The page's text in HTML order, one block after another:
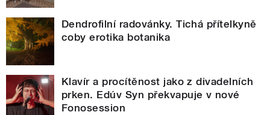
Dendrofilní radovánky. Tichá přítelkyně
coby erotika botanika
Klavír a procítěnost jako z divadelních
prken. Edúv Syn překvapuje v nové
Fonosession